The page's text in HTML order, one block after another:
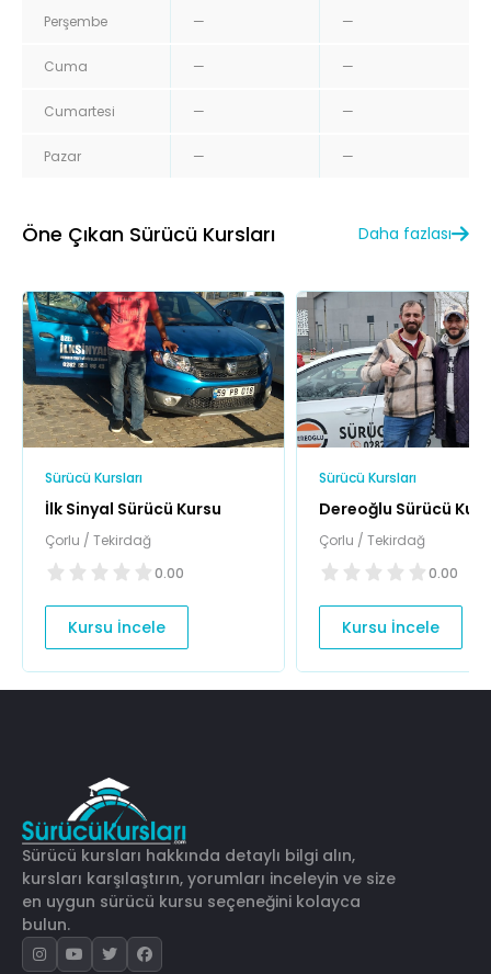
Perşembe — —
Cuma — —
Cumartesi — —
Pazar — —
Öne Çıkan Sürücü Kursları Daha fazlası
Sürücü Kursları
İlk Sinyal Sürücü Kursu
Çorlu / Tekirdağ
0.00
Kursu İncele
Sürücü Kursları
Dereoğlu Sürücü
Çorlu / Tekirdağ
0.00
Kursu İncele
Sürücü kursları hakkında detaylı bilgi alın,
kursları karşılaştırın, yorumları inceleyin ve size
en uygun sürücü kursu seçeneğini kolayca
bulun.